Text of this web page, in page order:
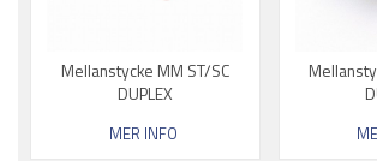
Mellanstycke MM ST/SC
DUPLEX
MER INFO